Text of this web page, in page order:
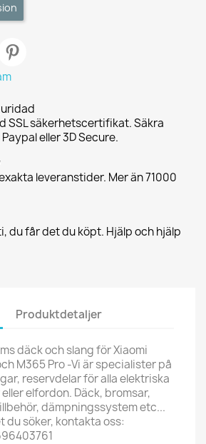
SSL säkerhetscertifikat. Säkra
eller 3D Secure.
leveranstider. Mer än 71000
du får det du köpt. Hjälp och hjälp
Produktdetaljer
däck och slang för Xiaomi
M365 Pro -Vi är specialister på
reservdelar för alla elektriska
elfordon. Däck, bromsar,
dämpningssystem etc...
du söker, kontakta oss: